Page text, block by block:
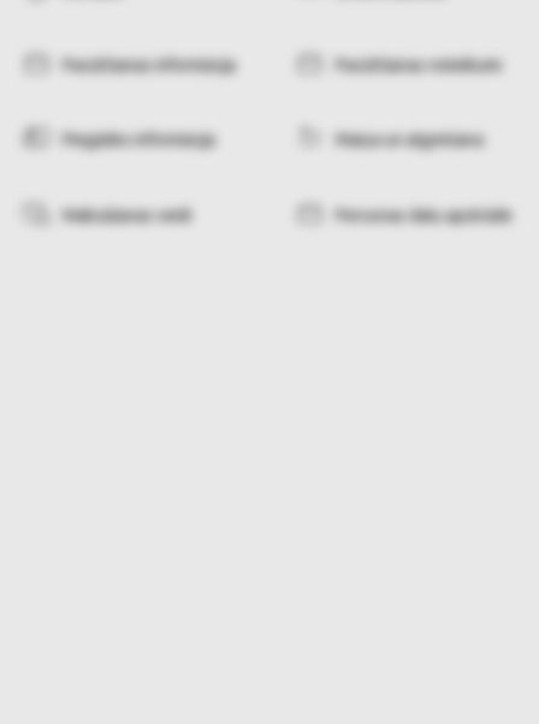
Pasūtīšanas informācija Pasūtīšanas noteikumi
Piegādes informācija Maiņa un atgriešana
Maksāšanas veidi Personas datu apstrāde